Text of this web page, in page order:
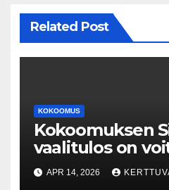
Related Post
KOKOOMUS
Kokoomuksen
vaalitulos on
demokratialle
APR 14, 2026